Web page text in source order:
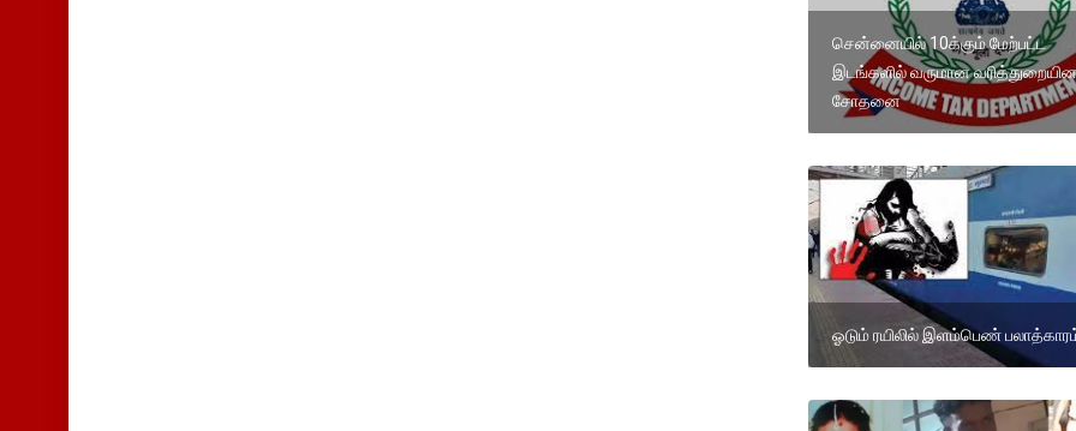
சென்னையில் 10க்கும் மேற்பட்ட
இடங்களில் வருமான
சோதனை
ஓடும் ரயிலில் இளம்பெண்